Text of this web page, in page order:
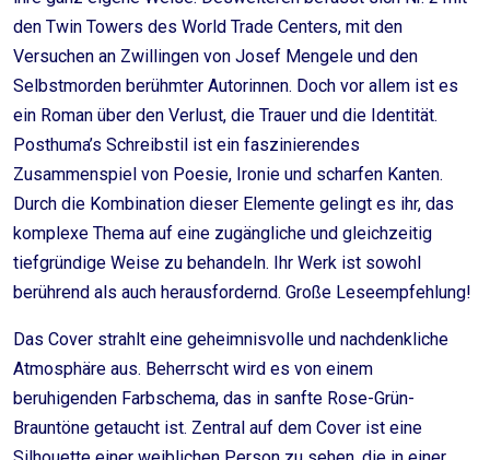
den Twin Towers des World Trade Centers, mit den
Versuchen an Zwillingen von Josef Mengele und den
Selbstmorden berühmter Autorinnen. Doch vor allem ist es
ein Roman über den Verlust, die Trauer und die Identität.
Posthuma’s Schreibstil ist ein faszinierendes
Zusammenspiel von Poesie, Ironie und scharfen Kanten.
Durch die Kombination dieser Elemente gelingt es ihr, das
komplexe Thema auf eine zugängliche und gleichzeitig
tiefgründige Weise zu behandeln. Ihr Werk ist sowohl
berührend als auch herausfordernd. Große Leseempfehlung!
Das Cover strahlt eine geheimnisvolle und nachdenkliche
Atmosphäre aus. Beherrscht wird es von einem
beruhigenden Farbschema, das in sanfte Rose-Grün-
Brauntöne getaucht ist. Zentral auf dem Cover ist eine